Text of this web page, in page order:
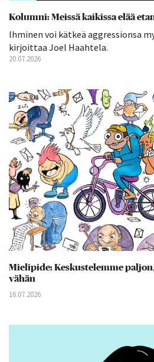
Kolumni: Meissä kaikissa elää
Ihminen voi kätkeä aggressionsa
kirjoittaa Joel Haahtela.
20.07.2026
Mielipide: Keskustelemme
vähän
16.07.2026